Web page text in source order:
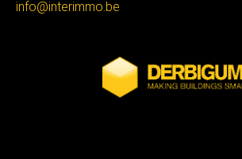
info@interimmo.be